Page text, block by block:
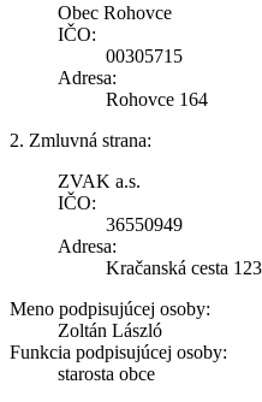
Obec Rohovce
IČO:
00305715
Adresa:
Rohovce 164
2. Zmluvná strana:
ZVAK a.s.
IČO:
36550949
Adresa:
Kračanská cesta
Meno podpisujúcej osoby:
Zoltán László
Funkcia podpisujúcej osoby:
starosta obce